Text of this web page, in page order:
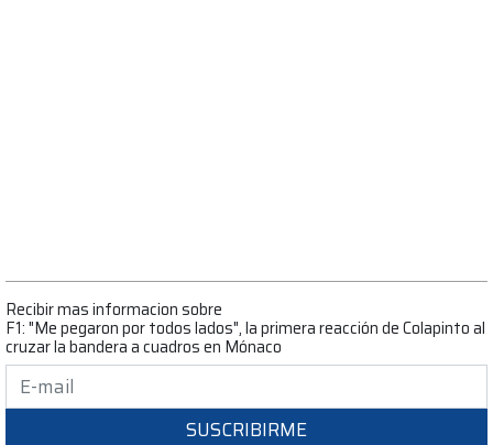
Recibir mas informacion sobre
F1: "Me pegaron por todos lados", la primera reacción de Colapinto al
cruzar la bandera a cuadros en Mónaco
SUSCRIBIRME